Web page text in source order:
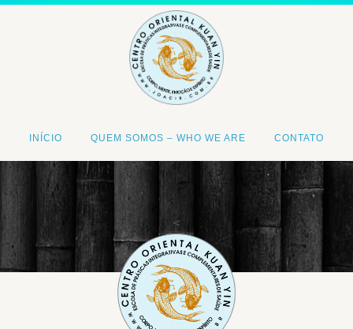
INÍCIO QUEM SOMOS – WHO WE ARE CONTATO
<